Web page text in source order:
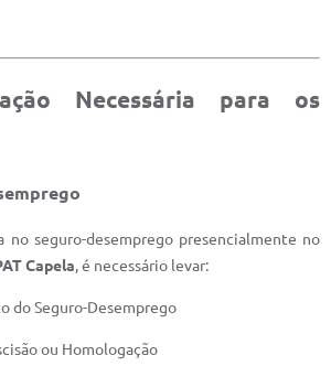
Necessária para os
no seguro-desemprego presencialmente no
Capela, é necessário levar:
do Seguro-Desemprego
ou Homologação